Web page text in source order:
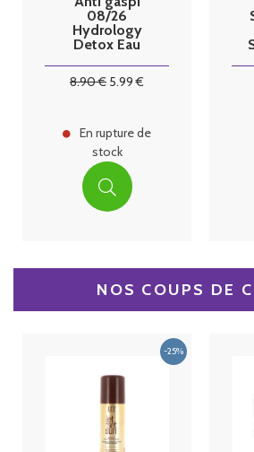
08/26
Hydrology
Detox Eau
sucre
8.90€ 5.99 €
En rupture de
stock
NOS COUPS DE